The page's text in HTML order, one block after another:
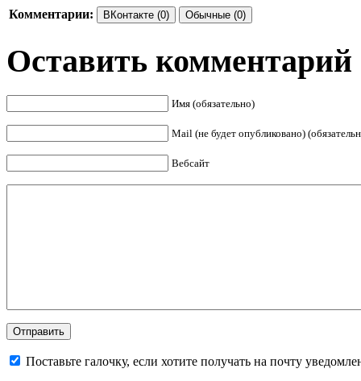
Комментарии: ВКонтакте (0) Обычные (0)
Оставить комментарий
Имя (обязательно)
Mail (не будет опубликовано)
Вебсайт
Поставьте галочку, если хотите получать на почту